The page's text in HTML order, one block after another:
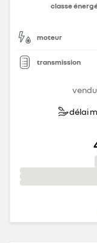
classe
moteur
transmission
délai